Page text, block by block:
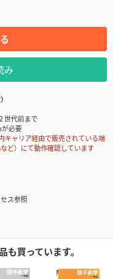
み
世代前まで
必要
ャリア経由で販売されている端
ど）にて動作確認しています
ス参照
買っています。